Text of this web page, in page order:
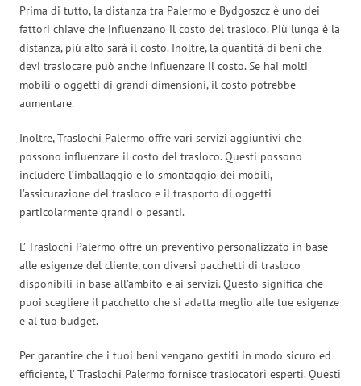
Prima di tutto, la distanza tra Palermo e Bydgoszcz è uno dei
fattori chiave che influenzano il costo del trasloco. Più lunga è la
distanza, più alto sarà il costo. Inoltre, la quantità di beni che
devi traslocare può anche influenzare il costo. Se hai molti
mobili o oggetti di grandi dimensioni, il costo potrebbe
aumentare.
Inoltre, Traslochi Palermo offre vari servizi aggiuntivi che
possono influenzare il costo del trasloco. Questi possono
includere l’imballaggio e lo smontaggio dei mobili,
l’assicurazione del trasloco e il trasporto di oggetti
particolarmente grandi o pesanti.
L’ Traslochi Palermo offre un preventivo personalizzato in base
alle esigenze del cliente, con diversi pacchetti di trasloco
disponibili in base all’ambito e ai servizi. Questo significa che
puoi scegliere il pacchetto che si adatta meglio alle tue esigenze
e al tuo budget.
Per garantire che i tuoi beni vengano gestiti in modo sicuro ed
efficiente, l’ Traslochi Palermo fornisce traslocatori esperti. Questi